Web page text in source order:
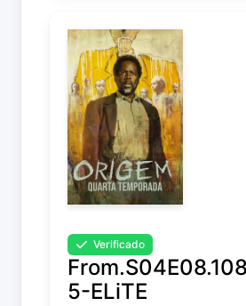
Verificado
5-ELiTE